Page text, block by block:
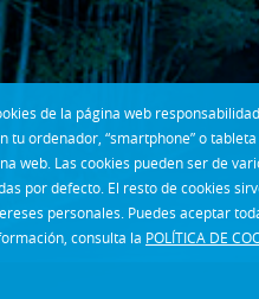
de la página web
ordenador, “smartphone” o
web. Las cookies pueden ser de
por defecto. El resto de cookies
personales. Puedes aceptar
consulta la POLÍTICA DE